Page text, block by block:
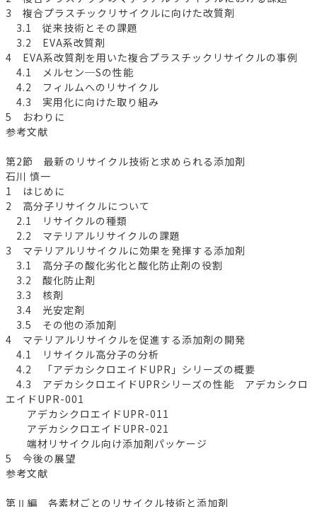
3 複合プラスチックリサイクルに向けた改質剤
3.1 従来技術とその課題
3.2 EVA系改質剤
4 EVA系改質剤を用いた複合プラスチックリサイクルの事例
4.1 メルセン─Sの性能
4.2 フィルムへのリサイクル
4.3 実用化に向けた取り組み
5 おわりに
参考文献
第2節 最新のリサイクル技術と求められる添加剤
石川 慎一
1 はじめに
2 高分子リサイクルについて
2.1 リサイクルの種類
2.2 マテリアルリサイクルの課題
3 マテリアルリサイクルに効果を発揮する添加剤
3.1 高分子の酸化劣化と酸化防止剤の役割
3.2 酸化防止剤
3.3 核剤
3.4 光安定剤
3.5 その他の添加剤
4 マテリアルリサイクルを促進する添加剤の開発
4.1 リサイクル高分子の分析
4.2 「アデカシクロエイドUPR」シリーズの概要
4.3 アデカシクロエイドUPRシリーズの性能 アデカシクロ
エイドUPR-001
アデカシクロエイドUPR-011
アデカシクロエイドUPR-021
端材リサイクル向け添加剤パッケージ
5 今後の展望
参考文献
第Ⅱ編 各素材ごとのリサイクル技術と添加剤